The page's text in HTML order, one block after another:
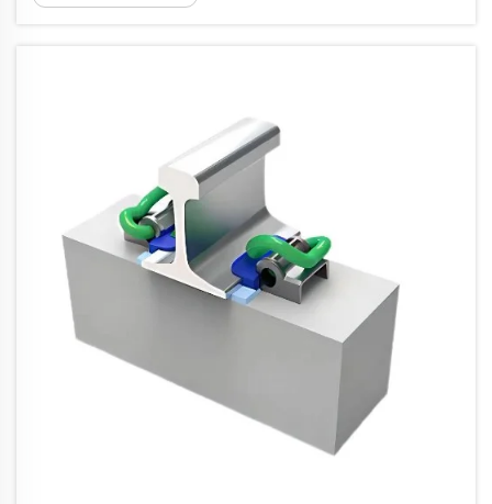
променило подхода при прецизната
ефективно изпълнение на задачите...